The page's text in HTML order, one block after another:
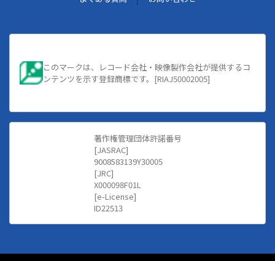
このマークは、レコード会社・映像製作会社が提供するコ
ンテンツを示す登録商標です。[RIAJ50002005]
著作権管理団体許諾番号
[JASRAC]
9008583139Y30005
[JRC]
X000098F01L
[e-License]
ID22513